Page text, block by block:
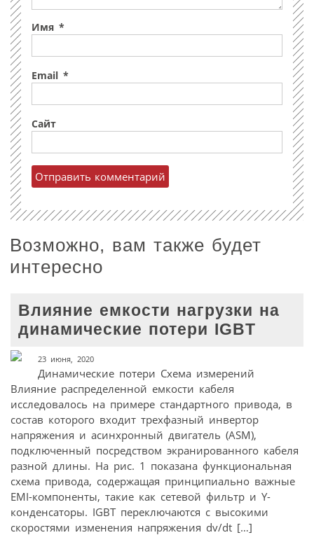
Имя *
Email *
Сайт
Возможно, вам также будет
интересно
Влияние емкости нагрузки на
динамические потери IGBT
23 июня, 2020
Динамические потери Схема измерений
Влияние распределенной емкости кабеля
исследовалось на примере стандартного привода, в
состав которого входит трехфазный инвертор
напряжения и асинхронный двигатель (ASM),
подключенный посредством экранированного кабеля
разной длины. На рис. 1 показана функциональная
схема привода, содержащая принципиально важные
EMI-компоненты, такие как сетевой фильтр и Y-
конденсаторы. IGBT переключаются с высокими
скоростями изменения напряжения dv/dt […]